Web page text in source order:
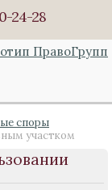
24-28
споры
участком